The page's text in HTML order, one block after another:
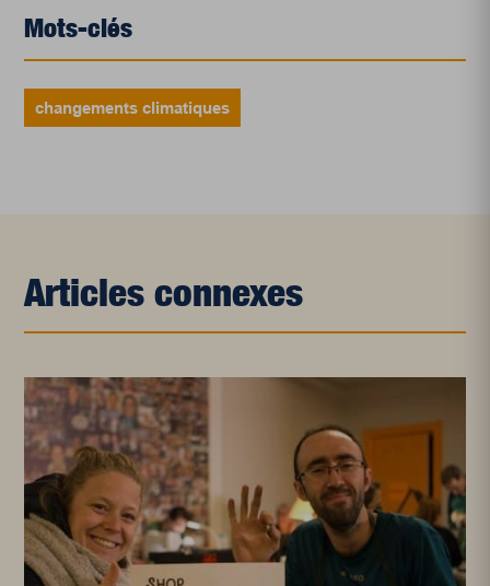
Mots-clés
changements climatiques
Articles connexes